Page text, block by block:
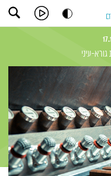
גורא-עיני